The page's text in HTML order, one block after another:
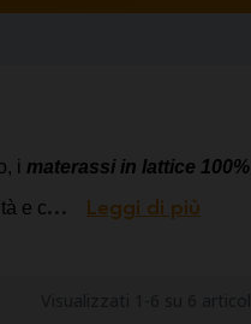
i materassi in lattice 100%
e c... Leggi di più